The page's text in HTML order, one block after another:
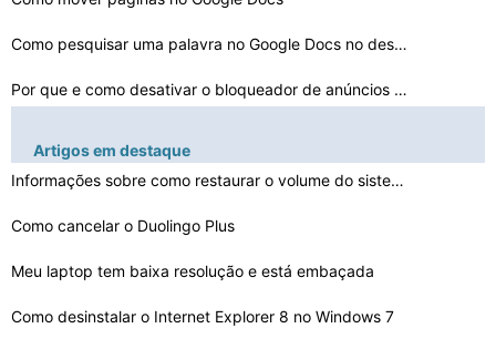
Como pesquisar uma palavra no Google Docs no desktop e …
Por que e como desativar o bloqueador de anúncios no G…
papo e o Google Meet no Gmail
Como multiplicar duas colunas no Planilhas Google
Como funciona o mecanismo de pesquisa do Google?
Artigos em destaque
Informações sobre como restaurar o volume do sistema …
Como cancelar o Duolingo Plus
Meu laptop tem baixa resolução e está embaçada
Como desinstalar o Internet Explorer 8 no Windows 7